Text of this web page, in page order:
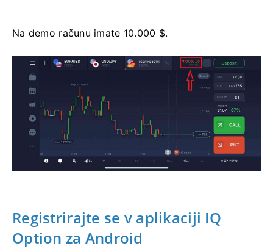
Na demo računu imate 10.000 $.
Registrirajte se v aplikaciji IQ
Option za Android